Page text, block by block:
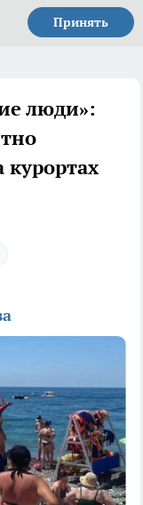
Принять
люди»:
курортах